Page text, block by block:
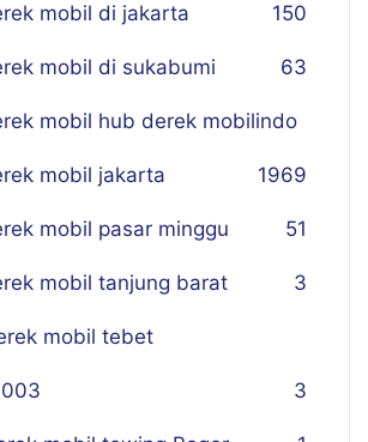
mobil di jakarta 150
mobil di sukabumi 63
mobil hub derek mobilindo
69
mobil jakarta 19
mobil pasar minggu 51
mobil tanjung barat 3
mobil tebet
3